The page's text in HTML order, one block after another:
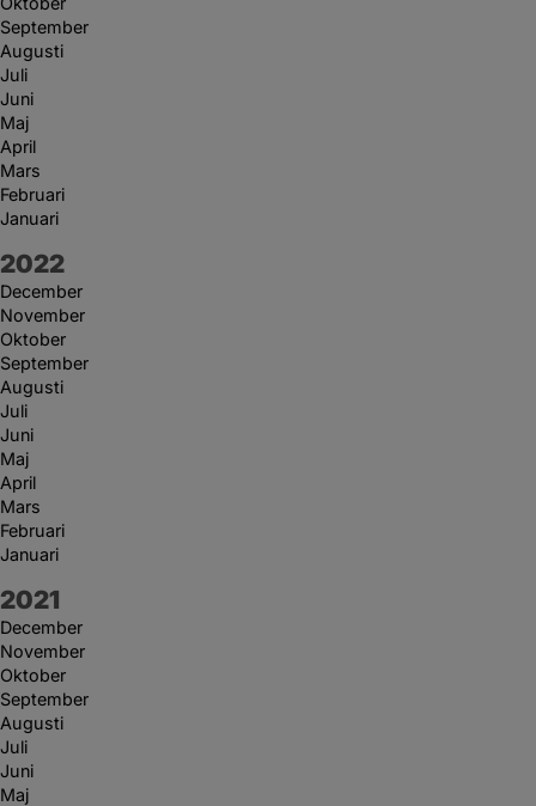
September
Augusti
Juli
Juni
Maj
April
Mars
Februari
Januari
År:
2022
December
November
Oktober
September
Augusti
Juli
Juni
Maj
April
Mars
Februari
Januari
År:
2021
December
November
Oktober
September
Augusti
Juli
Juni
Maj